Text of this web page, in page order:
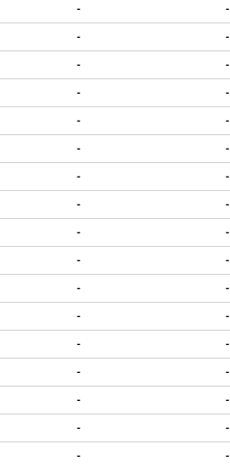
- -
- -
- -
- -
- -
- -
- -
- -
- -
- -
- -
- -
- -
- -
- -
- -
- -